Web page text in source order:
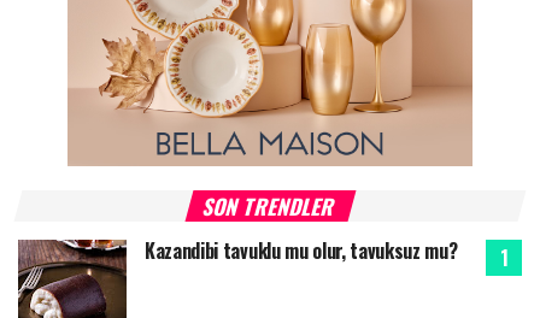
SON TRENDLER
Kazandibi tavuklu mu olur, tavuksuz mu?